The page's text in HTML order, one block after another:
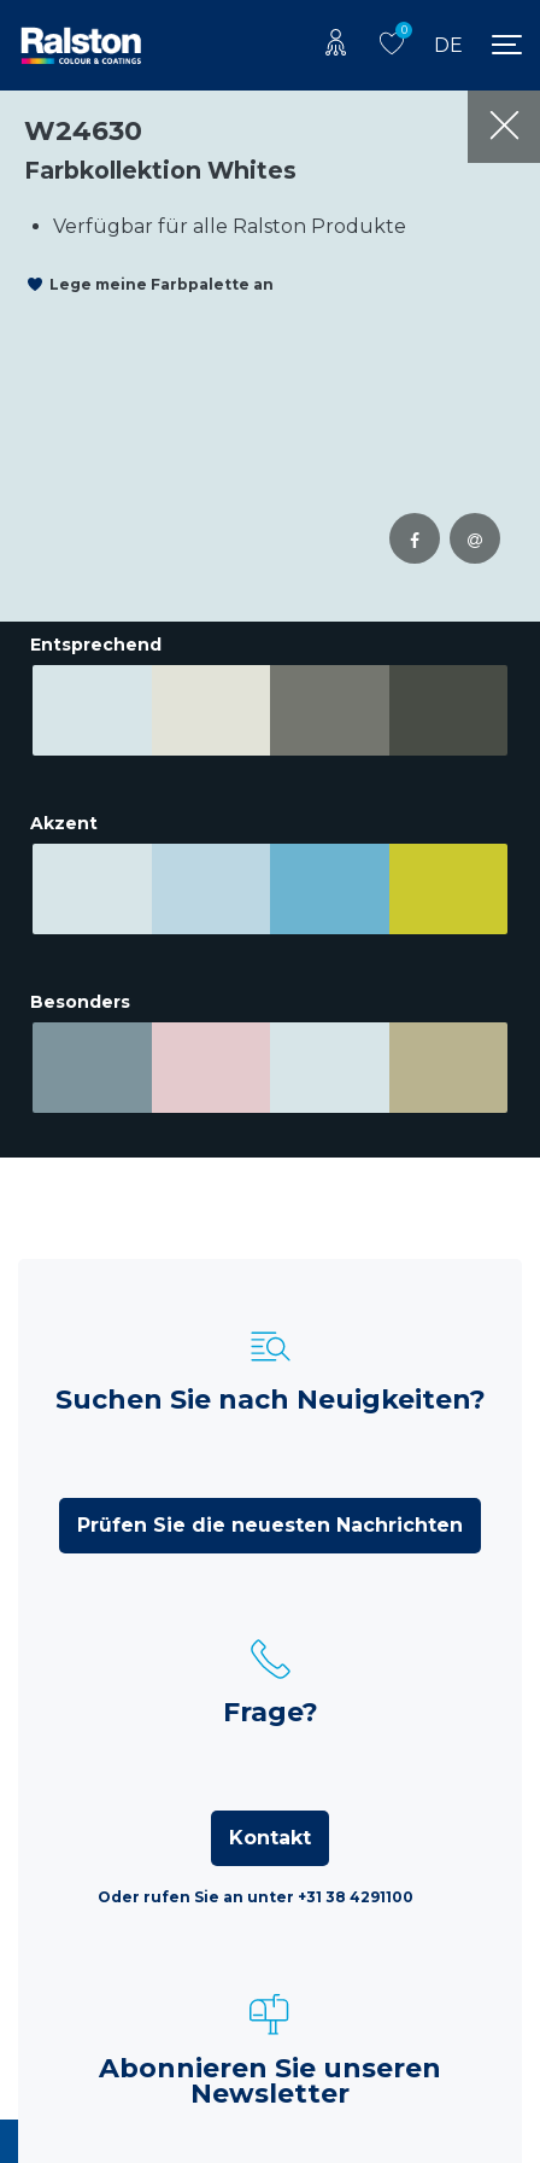
0
DE
W24630
Farbkollektion Whites
Verfügbar für alle Ralston Produkte
Lege meine Farbpalette an
Entsprechend
Akzent
Besonders
Suchen Sie nach Neuigkeiten?
Prüfen Sie die neuesten Nachrichten
Frage?
Kontakt
Oder rufen Sie an unter +31 38 4291100
Abonnieren Sie unseren
Newsletter